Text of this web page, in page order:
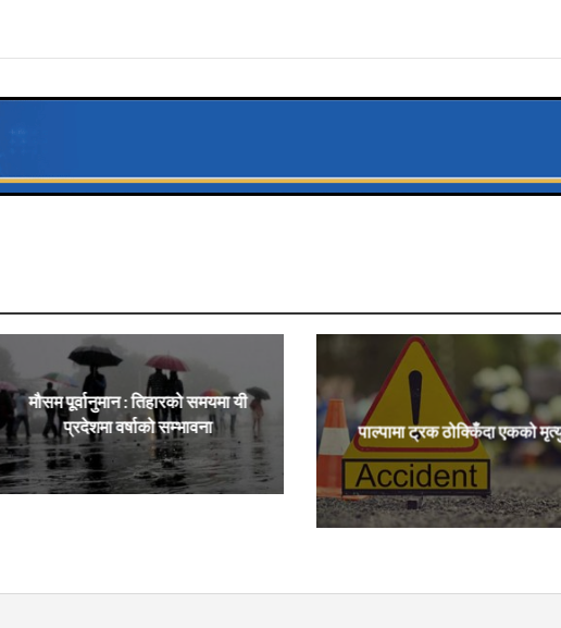
मौसम पूर्वानुमान : तिहारको समयमा यी
प्रदेशमा वर्षाको सम्भावना
पाल्पामा ट्रक ठोक्किँदा एकको